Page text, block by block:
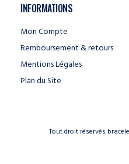
INFORMATIONS
Mon Compte
Remboursement & retours
Mentions Légales
Plan du Site
Tout droit réservés